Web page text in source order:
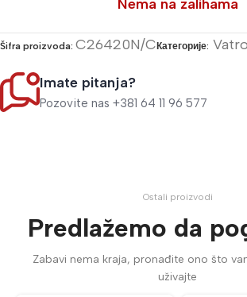
Nema na zalihama
Šifra proizvoda: C26420N/C Категорије:
Imate pitanja?
Pozovite nas +381 64 11 96 577
Ostali proizvodi
Predlažemo da
Zabavi nema kraja, pronađite ono što
uživajte